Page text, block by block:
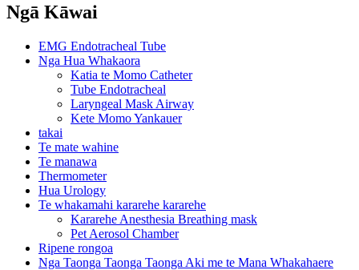
Ngā Kāwai
EMG Endotracheal Tube
Nga Hua Whakaora
Katia te Momo Catheter
Tube Endotracheal
Laryngeal Mask Airway
Kete Momo Yankauer
takai
Te mate wahine
Te manawa
Thermometer
Hua Urology
Te whakamahi kararehe kararehe
Kararehe Anesthesia Breathing mask
Pet Aerosol Chamber
Ripene rongoa
Nga Taonga Taonga Taonga Aki me te Mana Whakahaere